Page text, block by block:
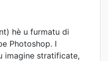
hè u furmatu di
Photoshop. I
imagine stratificate,